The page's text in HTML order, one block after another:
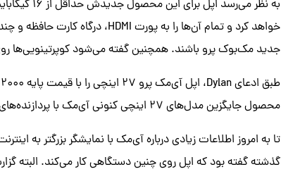
جدید مک‌بوک پرو باشند. همچنین گفته می‌شود کوپرتینویی‌ها
محصول جایگزین مدل‌های ۲۷ اینچی کنونی آی‌مک با پردازنده‌های اینتل می‌شود.
تا به امروز اطلاعات زیادی درباره آی‌مک با نمایشگر بزرگتر به
گذشته گفته بود که اپل روی چنین دستگاهی کار می‌کند. البته